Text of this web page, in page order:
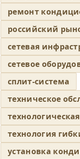
ремонт
российский
сетевая
сетевое
сплит-система
техническое
технология
установка